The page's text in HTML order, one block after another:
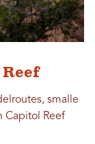
smalle
Capitol Reef